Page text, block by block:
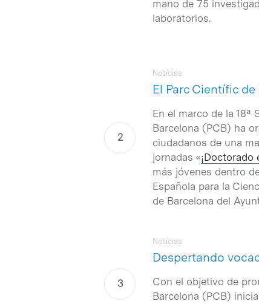
Intro para buscar o ESC per cerrar
mano de 75
laboratorios.
El Parc Científic
Notícias
En el marco de la 18ª
Barcelona (PCB) ha
ciudadanos de una
jornadas «¡Doctorado
más jóvenes dentro
Española para la
de Barcelona del
Despertando
Notícias
Con el objetivo de
Barcelona (PCB)